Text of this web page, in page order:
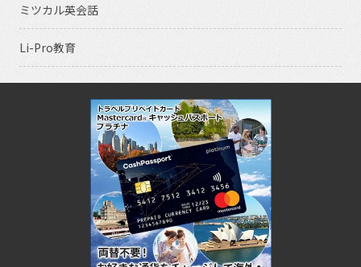
ミツカル英会話
Li-Pro教育